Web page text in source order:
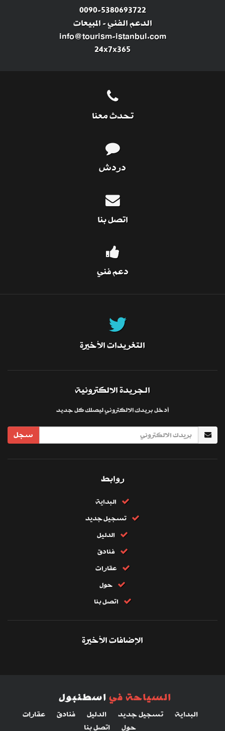
0090-5380693722
الدعم الفني-المبيعات
info@tourism-istanbul.com
24x7x365
تحدث معنا
دردش
اتصل بنا
دعم فني
التغريدات الأخيرة
الجريدة الالكترونية
أدخل بريدك الالكتروني ليصلك كل جديد
سجل
روابط
البداية
تسجيل جديد
الدليل
فنادق
عقارات
حول
اتصل بنا
الإضافات الأخيرة
السياحة فياسطنبول
البداية تسجيل جديد الدليل فنادق
عقارات
حول
اتصل بنا